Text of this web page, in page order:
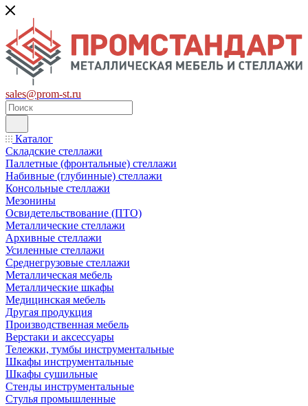
sales@prom-st.ru
Каталог
Складские стеллажи
Паллетные (фронтальные) стеллажи
Набивные (глубинные) стеллажи
Консольные стеллажи
Мезонины
Освидетельствование (ПТО)
Металлические стеллажи
Архивные стеллажи
Усиленные стеллажи
Среднегрузовые стеллажи
Металлическая мебель
Металлические шкафы
Медицинская мебель
Другая продукция
Производственная мебель
Верстаки и аксессуары
Тележки, тумбы инструментальные
Шкафы инструментальные
Шкафы сушильные
Стенды инструментальные
Cтулья промышленные